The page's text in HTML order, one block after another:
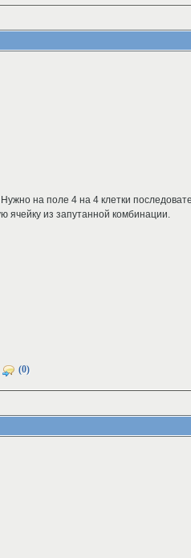
на поле 4 на 4 клетки
ячейку из запутанной комбинации.
(0)